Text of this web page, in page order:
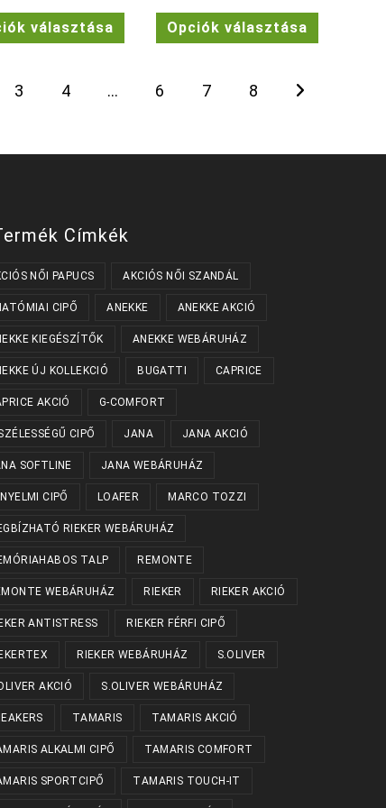
választása
terméknek
ki
Opciók választása
terméknek
ki
3 4 … 6 7 8
Címkék
NŐI PAPUCS AKCIÓS NŐI SZANDÁL
CIPŐ ANEKKE ANEKKE AKCIÓ
KIEGÉSZÍTŐK ANEKKE WEBÁRUHÁZ
ÚJ KOLLEKCIÓ BUGATTI CAPRICE
AKCIÓ G-COMFORT
CIPŐ JANA JANA AKCIÓ
SOFTLINE JANA WEBÁRUHÁZ
CIPŐ LOAFER MARCO TOZZI
RIEKER WEBÁRUHÁZ
TALP REMONTE
WEBÁRUHÁZ RIEKER RIEKER AKCIÓ
ANTISTRESS RIEKER FÉRFI CIPŐ
RIEKER WEBÁRUHÁZ S.OLIVER
AKCIÓ S.OLIVER WEBÁRUHÁZ
TAMARIS TAMARIS AKCIÓ
ALKALMI CIPŐ TAMARIS COMFORT
SPORTCIPŐ TAMARIS TOUCH-IT